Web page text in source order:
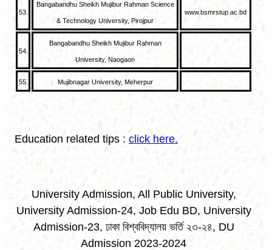
53.
Bangabandhu Sheikh Mujibur Rahman Science
& Technology University, Pirojpur
www.bsmrstup.ac.bd
54.
Bangabandhu Sheikh Mujibur Rahman
University, Naogaon
55. Mujibnagar University, Meherpur
Education related tips : click here.
University Admission, All Public University,
University Admission-24, Job Edu BD, University
Admission-23, ঢাকা বিশ্ববিদ্যালয় ভর্তি ২৩-২৪, DU
Admission 2023-2024